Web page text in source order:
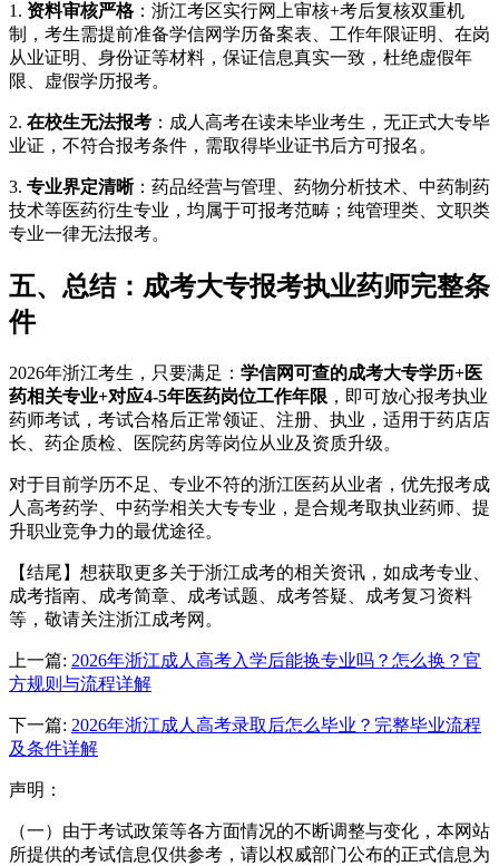
1. 资料审核严格：浙江考区实行网上审核+考后复核双重机
制，考生需提前准备学信网学历备案表、工作年限证明、在岗
从业证明、身份证等材料，保证信息真实一致，杜绝虚假年
限、虚假学历报考。
2. 在校生无法报考 ：成人高考在读未毕业考生，无正式大专毕
业证，不符合报考条件，需取得毕业证书后方可报名。
3. 专业界定清晰：药品经营与管理、药物分析技术、中药制药
技术等医药衍生专业，均属于可报考范畴；纯管理类、文职类
专业一律无法报考。
五、总结：成考大专报考执业药师完整条
件
2026年浙江考生，只要满足： 学信网可查的成考大专学历+医
药相关专业+对应4-5年医药岗位工作年限 ，即可放心报考执业
药师考试，考试合格后正常领证、注册、执业，适用于药店店
长、药企质检、医院药房等岗位从业及资质升级。
对于目前学历不足、专业不符的浙江医药从业者，优先报考成
人高考药学、中药学相关大专专业，是合规考取执业药师、提
升职业竞争力的最优途径。
【结尾】想获取更多关于浙江成考的相关资讯，如成考专业、
成考指南、成考简章、成考试题、成考答疑、成考复习资料
等，敬请关注浙江成考网。
上一篇: 2026年浙江成人高考入学后能换专业吗？怎么换？官
方规则与流程详解
下一篇: 2026年浙江成人高考录取后怎么毕业？完整毕业流程
及条件详解
声明：
（一）由于考试政策等各方面情况的不断调整与变化，本网站
所提供的考试信息仅供参考，请以权威部门公布的正式信息为